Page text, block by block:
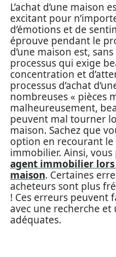
L’achat d’une maison
excitant pour
d’émotions et de
éprouve pendant le
d’une maison est,
processus qui exige
concentration et
processus d’achat
nombreuses « pièces
malheureusement,
peuvent mal tourner
maison. Sachez que
option en recourant le
immobilier. Ainsi, vous
agent immobilier lors
maison. Certaines
acheteurs sont plus
! Ces erreurs peuvent
avec une recherche
adéquates.